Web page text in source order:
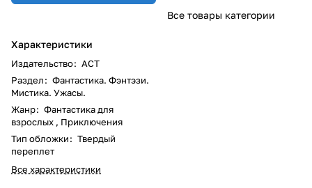
Характеристики
Издательство: АСТ
Раздел: Фантастика. Фэнтэзи.
Мистика. Ужасы.
Жанр: Фантастика для
взрослых , Приключения
Тип обложки: Твердый
переплет
Все характеристики
Все товары категории